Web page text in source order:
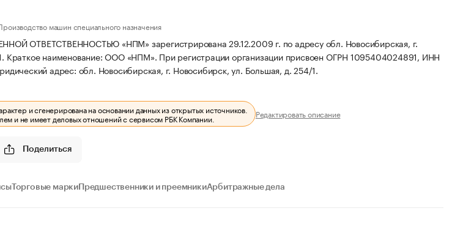
машин специального назначения
ОТВЕТСТВЕННОСТЬЮ «НПМ» зарегистрирована 29.12.2009 г. по адресу обл. Новосибирская, г.
Краткое наименование: ООО «НПМ». При регистрации организации присвоен ОГРН 1095404024891, ИНН
адрес: обл. Новосибирская, г. Новосибирск, ул. Большая, д. 254/1.
и сгенерирована на основании данных из открытых источников.
и не имеет деловых отношений с сервисом РБК Компании. Редактировать описание
Поделиться
Торговые марки Предшественники и преемникиАрбитражные дела